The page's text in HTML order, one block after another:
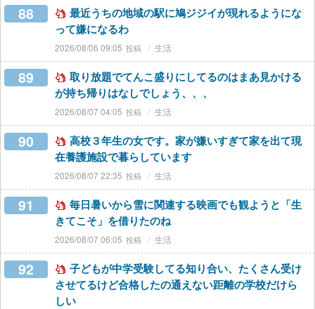
88
最近うちの地域の駅に鳩ジジイが現れるようにな
って嫌になるわ
2026/08/06 09:05 生活
89
取り放題でてんこ盛りにしてるのはまあ見かける
が持ち帰りはなしでしょう、、、
2026/08/07 04:05 生活
90
高校３年生の女です。家が嫌いすぎて家を出て現
在養護施設で暮らしています
2026/08/07 22:35 生活
91
毎日暑いから雪に関連する映画でも観ようと「生
きてこそ」を借りたのね
2026/08/07 06:05 生活
92
子どもが中学受験してる知り合い、たくさん受け
させてるけど合格したの通えない距離の学校だけら
しい